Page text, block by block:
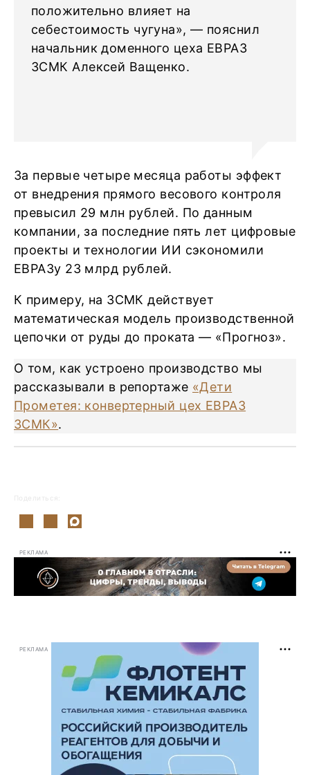
положительно влияет на
себестоимость чугуна», — пояснил
начальник доменного цеха ЕВРАЗ
ЗСМК Алексей Ващенко.
За первые четыре месяца работы эффект
от внедрения прямого весового контроля
превысил 29 млн рублей. По данным
компании, за последние пять лет цифровые
проекты и технологии ИИ сэкономили
ЕВРАЗу 23 млрд рублей.
К примеру, на ЗСМК действует
математическая модель производственной
цепочки от руды до проката — «Прогноз».
О том, как устроено производство мы
рассказывали в репортаже «Дети
Прометея: конвертерный цех ЕВРАЗ
ЗСМК».
Поделиться:
РЕКЛАМА
РЕКЛАМА